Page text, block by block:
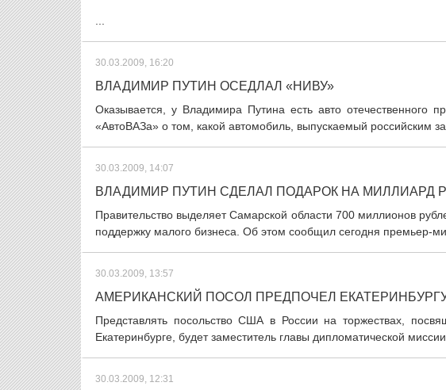
30.03.2009, 16:20
ВЛАДИМИР ПУТИН ОСЕДЛАЛ «НИВУ»
Оказывается, у Владимира Путина есть авто отечественного
«АвтоВАЗа» о том, какой автомобиль, выпускаемый российским
30.03.2009, 14:07
ВЛАДИМИР ПУТИН СДЕЛАЛ ПОДАРОК НА МИЛЛИАРД
Правительство выделяет Самарской области 700 миллионов
поддержку малого бизнеса. Об этом сообщил сегодня премьер-
30.03.2009, 13:57
АМЕРИКАНСКИЙ ПОСОЛ ПРЕДПОЧЕЛ
Представлять посольство США в России на торжествах,
Екатеринбурге, будет заместитель главы дипломатической
30.03.2009, 12:31